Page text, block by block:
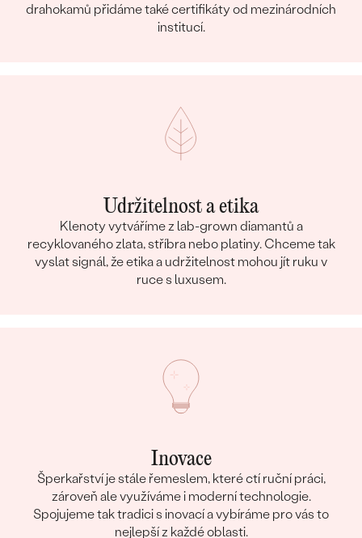
drahokamů přidáme také certifikáty od mezinárodních
institucí.
Udržitelnost a etika
Klenoty vytváříme z lab-grown diamantů a
recyklovaného zlata, stříbra nebo platiny. Chceme tak
vyslat signál, že etika a udržitelnost mohou jít ruku v
ruce s luxusem.
Inovace
Šperkařství je stále řemeslem, které ctí ruční práci,
zároveň ale využíváme i moderní technologie.
Spojujeme tak tradici s inovací a vybíráme pro vás to
nejlepší z každé oblasti.